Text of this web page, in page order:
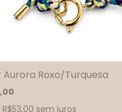
Aurora Roxo/Turquesa
R$53,00 sem juros